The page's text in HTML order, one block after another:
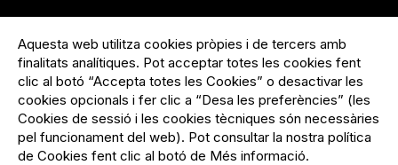
del
compte
d'usuari
Menú
usuari
no
loggat
Registre organització
Menú
Peu
Sobre el projecte
Preguntes freqüents
Contacte
Aquesta web utilitza cookies pròpies i de tercers amb
finalitats analítiques. Pot acceptar totes les cookies fent
clic al botó “Accepta totes les Cookies” o desactivar les
cookies opcionals i fer clic a “Desa les preferències” (les
Cookies de sessió i les cookies tècniques són necessàries
pel funcionament del web). Pot consultar la nostra política
de Cookies fent clic al botó de Més informació.